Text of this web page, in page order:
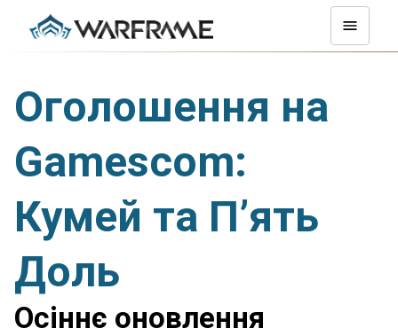
Оголошення на
Gamescom:
Кумей та П’ять
Доль
Осіннє оновлення